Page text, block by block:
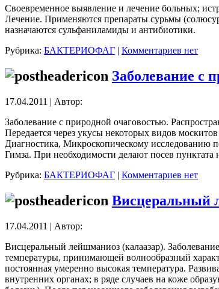
Своевременное выявление и лечение больных;
Лечение. Применяются препараты сурьмы
назначаются сульфаниламиды и антибиотики.
Рубрика: БАКТЕРИОФАГ | Комментариев нет
Заболевание с
17.04.2011 | Автор:
Заболевание с природной очаговостью.
Передается через укусы некоторых видов
Диагностика, Микроскопическому исследованию
Гимза. При необходимости делают посев пунктата
Рубрика: БАКТЕРИОФАГ | Комментариев нет
Висцеральный
17.04.2011 | Автор:
Висцеральный лейшманиоз (калаазар).
температуры, принимающей волнообразный
постоянная умеренно высокая температура.
внутренних органах; в ряде случаев на коже